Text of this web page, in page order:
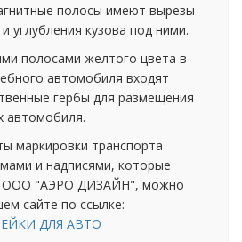
полосы имеют вырезы
углубления кузова под ними.
полосами желтого цвета в
автомобиля входят
гербы для размещения
автомобиля.
маркировки транспорта
и надписями, которые
ООО "АЭРО ДИЗАЙН", можно
сайте по ссылке:
ДЛЯ АВТО